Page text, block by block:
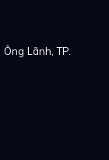
Lãnh, TP.